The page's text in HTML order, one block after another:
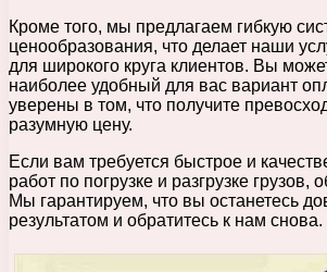
Кроме того, мы предлагаем гибкую
ценообразования, что делает наши
для широкого круга клиентов. Вы
наиболее удобный для вас вариант
уверены в том, что получите
разумную цену.
Если вам требуется быстрое и
работ по погрузке и разгрузке грузов,
Мы гарантируем, что вы останетесь
результатом и обратитесь к нам снова.